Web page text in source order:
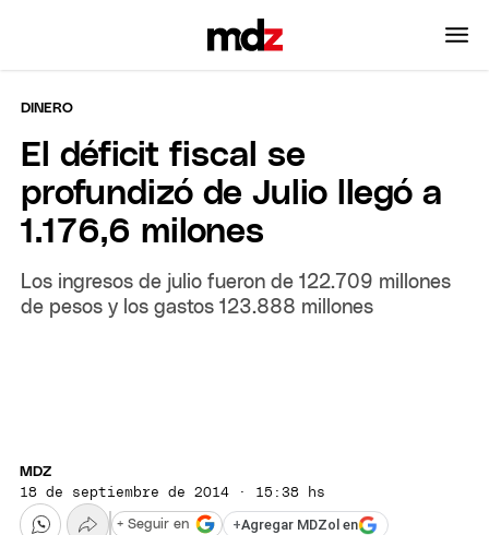
DINERO
El déficit fiscal se
profundizó de Julio llegó a
1.176,6 milones
Los ingresos de julio fueron de 122.709 millones
de pesos y los gastos 123.888 millones
MDZ
18 de septiembre de 2014 · 15:38 hs
+Agregar MDZol en
+ Seguir en